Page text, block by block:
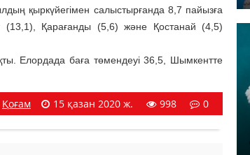
қыркүйегімен салыстырғанда 8,7 пайызға
(13,1), Қарағанды (5,6) және Қостанай (4,5)
Елордада баға төмендеуі 36,5, Шымкентте
Қоғам 15 қазан 2020 ж. 998 0